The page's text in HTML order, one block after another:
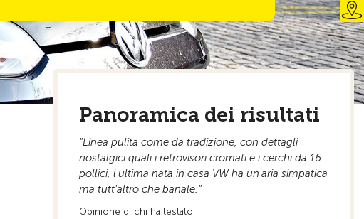
Alla pagina iniziale
Panoramica dei risultati
"Linea pulita come da tradizione, con dettagli
nostalgici quali i retrovisori cromati e i cerchi da 16
pollici, l'ultima nata in casa VW ha un'aria simpatica
ma tutt'altro che banale."
Opinione di chi ha testato